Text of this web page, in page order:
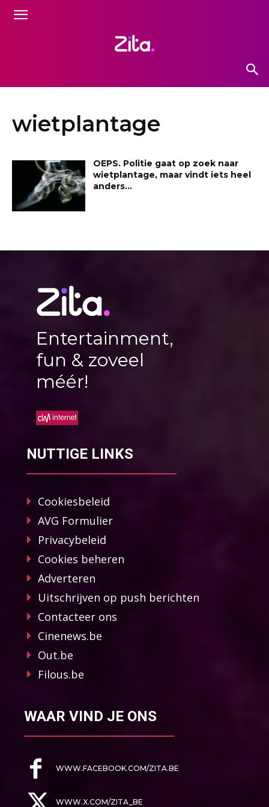
wietplantage
OEPS. Politie gaat op zoek naar
wietplantage, maar vindt iets heel
anders…
Entertainment,
fun & zoveel
méér!
NUTTIGE LINKS
Cookiesbeleid
AVG Formulier
Privacybeleid
Cookies beheren
Adverteren
Uitschrijven op push berichten
Contacteer ons
Cinenews.be
Out.be
Filous.be
WAAR VIND JE ONS
WWW.FACEBOOK.COM/ZITA.BE
WWW.X.COM/ZITA_BE